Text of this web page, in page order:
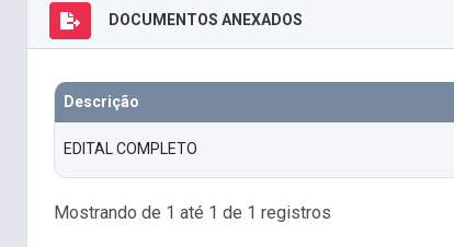
DOCUMENTOS ANEXADOS
Descrição
EDITAL COMPLETO
Mostrando de 1 até 1 de 1 registros